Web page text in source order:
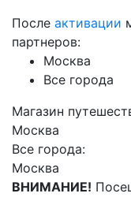
После активации
партнеров:
Москва
Все города
Магазин
Москва
Все города:
Москва
ВНИМАНИЕ!